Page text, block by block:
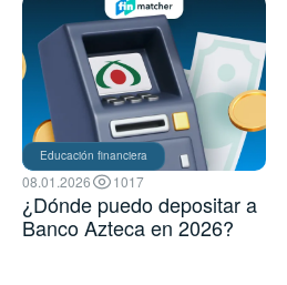
Educación financiera
08.01.2026 1017
¿Dónde puedo depositar a
Banco Azteca en 2026?